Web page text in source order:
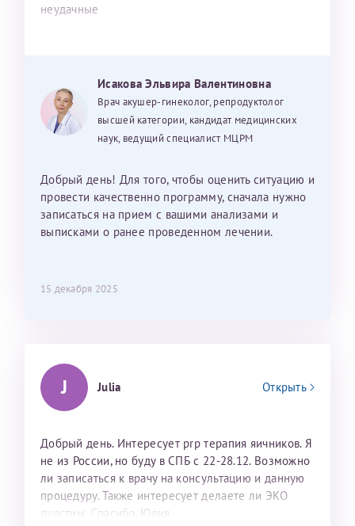
неудачные
Исакова Эльвира Валентиновна
Врач акушер-гинеколог, репродуктолог
высшей категории, кандидат медицинских
наук, ведущий специалист МЦРМ
Добрый день! Для того, чтобы оценить ситуацию и
провести качественно программу, сначала нужно
записаться на прием с вашими анализами и
выписками о ранее проведенном лечении.
15 декабря 2025
J Julia Открыть
Добрый день. Интересует prp терапия яичников. Я
не из России, но буду в СПБ с 22-28.12. Возможно
ли записаться к врачу на консультацию и данную
процедуру. Также интересует делаете ли ЭКО
дуостим. Спасибо. Юлия